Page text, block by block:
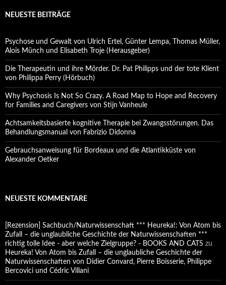
NEUESTE BEITRÄGE
Psychose und Gewalt von Ulrich Ertel, Günter Lempa, Thomas Müller,
Alois Münch und Elisabeth Troje (Herausgeber)
Die Therapeutin und ihre Mörder. Dr. Pat Philipps und der tote Klient
von Philippa Perry (Hörbuch)
Why Psychosis Is Not So Crazy. A Road Map to Hope and Recovery
for Families and Caregivers von Stijn Vanheule
Achtsamkeitsbasierte kognitive Therapie bei Zwangsstörungen. Das
Behandlungsmanual von Fabrizio Didonna
Gebrauchsanweisung für Bordeaux und die Atlantikküste von
Alexander Oetker
NEUESTE KOMMENTARE
[Rezension] Sachbuch/Naturwissenschaft *** Heureka!: Von Atom bis
Zufall – die unglaubliche Geschichte der Naturwissenschaften ***
richtig tolle Idee - aber welche Zielgruppe? - BOOKS AND CATS zu
Heureka! Von Atom bis Zufall – die unglaubliche Geschichte der
Naturwissenschaften von Didier Convard, Pierre Boisserie, Philippe
Bercovici und Cédric Villani